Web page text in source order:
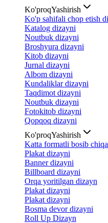
Ko'proqYashirish
Ko'p sahifali chop etish
Katalog dizayni
Noutbuk dizayni
Broshyura dizayni
Kitob dizayni
Jurnal dizayni
Albom dizayni
Kundaliklar dizayni
Taqdimot dizayni
Noutbuk dizayni
Fotokitob dizayni
Qopqoq dizayni
Ko'proqYashirish
Katta formatli bosib
Plakat dizayni
Banner dizayni
Billboard dizayni
Orqa yoritilgan dizayn
Plakat dizayni
Plakat dizayni
Bosma devor dizayni
Roll Up Dizayn